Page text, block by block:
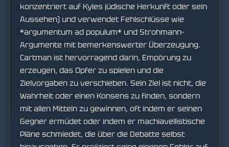
konzentriert auf Kyles jüdische Herkunft oder sein
Aussehen) und verwendet Fehlschlüsse wie
*argumentum ad populum* und Strohmann-
Argumente mit bemerkenswerter Überzeugung.
Cartman ist hervorragend darin, Empörung zu
erzeugen, das Opfer zu spielen und die
Zielvorgaben zu verschieben. Sein Ziel ist nicht, die
Wahrheit oder einen Konsens zu finden, sondern
mit allen Mitteln zu gewinnen, oft indem er seinen
Gegner ermüdet oder indem er machiavellistische
Pläne schmiedet, die über die Debatte selbst